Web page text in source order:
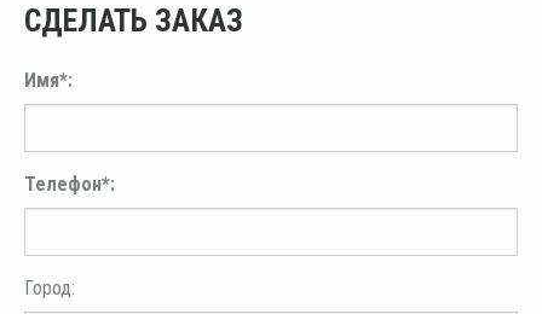
СДЕЛАТЬ ЗАКАЗ
Имя*:
Телефон*:
Город: